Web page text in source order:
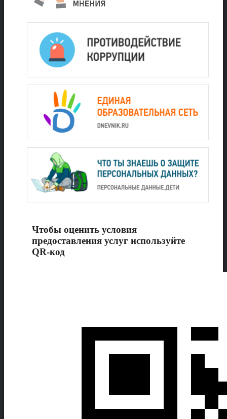
Чтобы оценить условия
предоставления услуг используйте
QR-код